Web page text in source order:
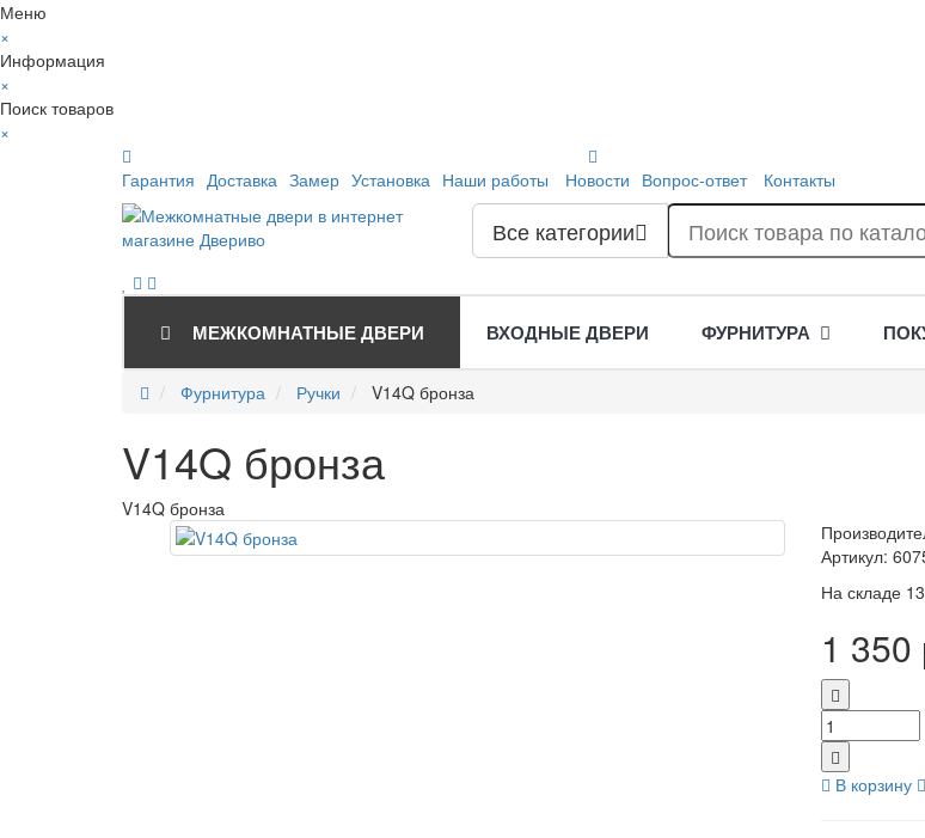
Меню
×
Информация
×
Поиск товаров
×
Гарантия Доставка Замер Установка Наши работы Новости Вопрос-ответ Контакты
Все категории
МЕЖКОМНАТНЫЕ ДВЕРИ ВХОДНЫЕ ДВЕРИ ФУРНИТУРА
Фурнитура Ручки V14Q бронза
V14Q бронза
V14Q бронза
Артикул:
На складе
1 350
В корзину